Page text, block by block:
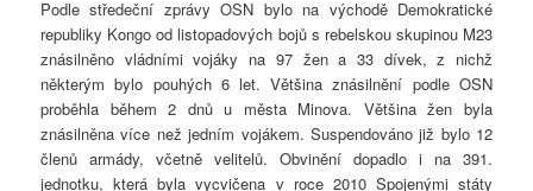
Podle středeční zprávy OSN bylo na východě Demokratické
republiky Kongo od listopadových bojů s rebelskou skupinou M23
znásilněno vládními vojáky na 97 žen a 33 dívek, z nichž
některým bylo pouhých 6 let. Většina znásilnění podle OSN
proběhla během 2 dnů u města Minova. Většina žen byla
znásilněna více než jedním vojákem. Suspendováno již bylo 12
členů armády, včetně velitelů. Obvinění dopadlo i na 391.
jednotku, která byla vycvičena v roce 2010 Spojenými státy